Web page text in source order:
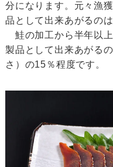
分になります。元々漁
品として出来あがるの
鮭の加工から半年以
製品として出来あがる
さ）の15％程度です。